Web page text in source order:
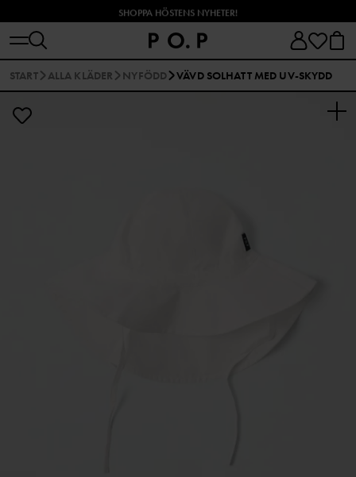
SHOPPA HÖSTENS NYHETER!
START ALLA KLÄDER NYFÖDD VÄVD SOLHATT MED UV-SKYDD